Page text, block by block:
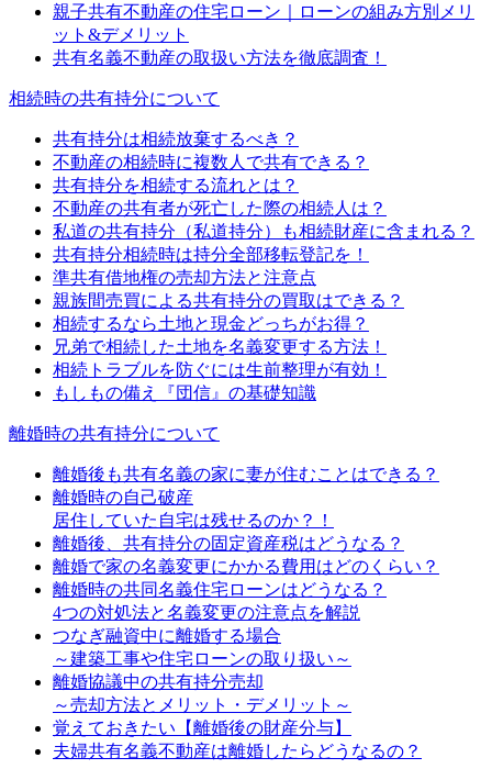
親子共有不動産の住宅ローン｜ローンの組み方別メリ
ット&デメリット
共有名義不動産の取扱い方法を徹底調査！
相続時の共有持分について
共有持分は相続放棄するべき？
不動産の相続時に複数人で共有できる？
共有持分を相続する流れとは？
不動産の共有者が死亡した際の相続人は？
私道の共有持分（私道持分）も相続財産に含まれる？
共有持分相続時は持分全部移転登記を！
準共有借地権の売却方法と注意点
親族間売買による共有持分の買取はできる？
相続するなら土地と現金どっちがお得？
兄弟で相続した土地を名義変更する方法！
相続トラブルを防ぐには生前整理が有効！
もしもの備え『団信』の基礎知識
離婚時の共有持分について
離婚後も共有名義の家に妻が住むことはできる？
離婚時の自己破産
居住していた自宅は残せるのか？！
離婚後、共有持分の固定資産税はどうなる？
離婚で家の名義変更にかかる費用はどのくらい？
離婚時の共同名義住宅ローンはどうなる？
4つの対処法と名義変更の注意点を解説
つなぎ融資中に離婚する場合
～建築工事や住宅ローンの取り扱い～
離婚協議中の共有持分売却
～売却方法とメリット・デメリット～
覚えておきたい【離婚後の財産分与】
夫婦共有名義不動産は離婚したらどうなるの？